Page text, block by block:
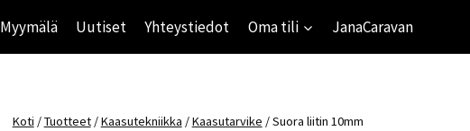
Myymälä Uutiset Yhteystiedot Oma tili JanaCaravan
Koti /Tuotteet /Kaasutekniikka /Kaasutarvike /Suora liitin 10mm